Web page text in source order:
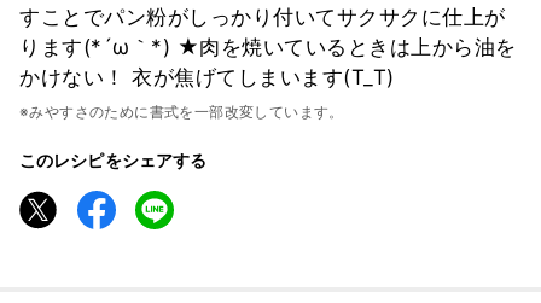
すことでパン粉がしっかり付いてサクサクに仕上が
ります(*´ω｀*) ★肉を焼いているときは上から油を
かけない！ 衣が焦げてしまいます(T_T)
※みやすさのために書式を一部改変しています。
このレシピをシェアする